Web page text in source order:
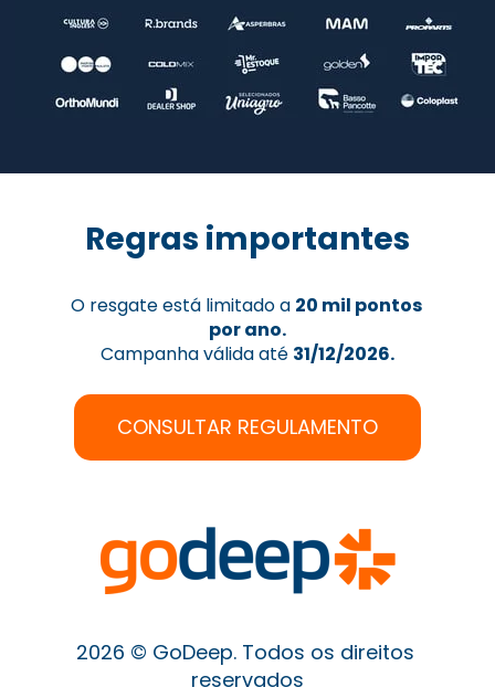
Regras importantes
O resgate está limitado a 20 mil pontos
por ano.
Campanha válida até 31/12/2026.
CONSULTAR REGULAMENTO
2026 © GoDeep. Todos os direitos
reservados